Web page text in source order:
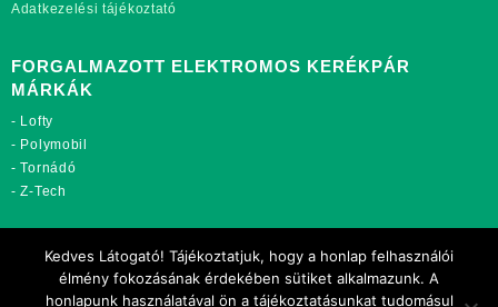
Adatkezelési tájékoztató
FORGALMAZOTT ELEKTROMOS KERÉKPÁR
MÁRKÁK
- Lofty
- Polymobil
-Tornádó
-Z-Tech
rekordmobil.hu
rekordmotor.hu
Kedves Látogató! Tájékoztatjuk, hogy a honlap felhasználói
élmény fokozásának érdekében sütiket alkalmazunk. A
honlapunk használatával ön a tájékoztatásunkat tudomásul